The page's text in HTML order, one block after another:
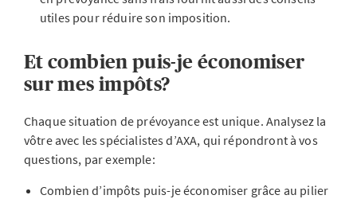
utiles pour réduire son imposition.
Et combien puis-je économiser
sur mes impôts?
Chaque situation de prévoyance est unique. Analysez la
vôtre avec les spécialistes d’AXA, qui répondront à vos
questions, par exemple:
Combien d’impôts puis-je économiser grâce au pilier